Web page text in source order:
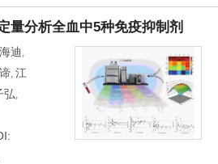
量分析全血中5种免疫抑制剂
迪 ,
, 江
弘,